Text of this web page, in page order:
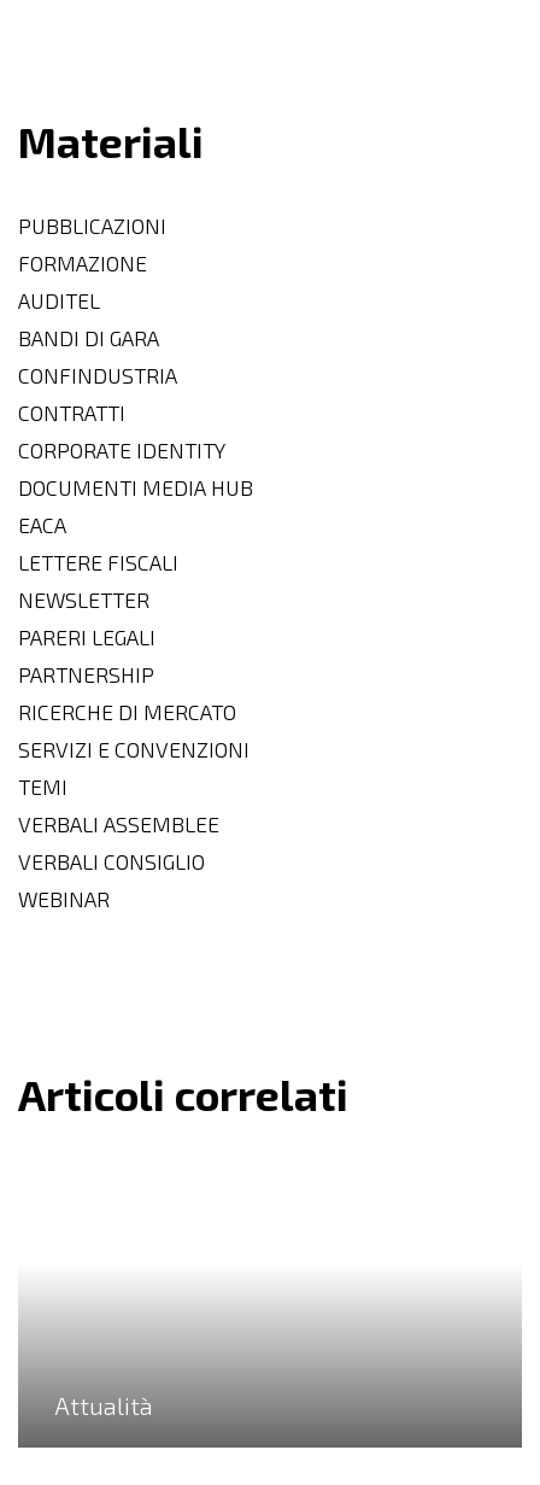
Materiali
PUBBLICAZIONI
FORMAZIONE
AUDITEL
BANDI DI GARA
CONFINDUSTRIA
CONTRATTI
CORPORATE IDENTITY
DOCUMENTI MEDIA HUB
EACA
LETTERE FISCALI
NEWSLETTER
PARERI LEGALI
PARTNERSHIP
RICERCHE DI MERCATO
SERVIZI E CONVENZIONI
TEMI
VERBALI ASSEMBLEE
VERBALI CONSIGLIO
WEBINAR
Articoli correlati
Attualità